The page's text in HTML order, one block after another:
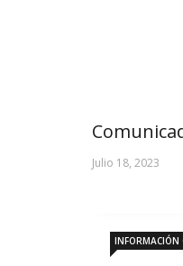
Julio 18, 2023
INFORMACIÓN